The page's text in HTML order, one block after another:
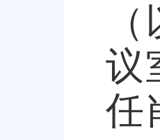
议
任